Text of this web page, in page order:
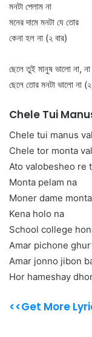
মনটা পেলাম না
মনের দামে মনটা যে তোর
কেনা হল না (২ বার)
ছেলে তুই মানুষ ভালো না, না
ছেলে তোর মনটা ভালো না (২
Chele Tui
Chele tui manus
Chele tor monta
Ato valobesheo re
Monta pelam na
Moner dame
Kena holo na
School college
Amar pichone
Amar jonno jibon
Hor hameshay
<<Get More